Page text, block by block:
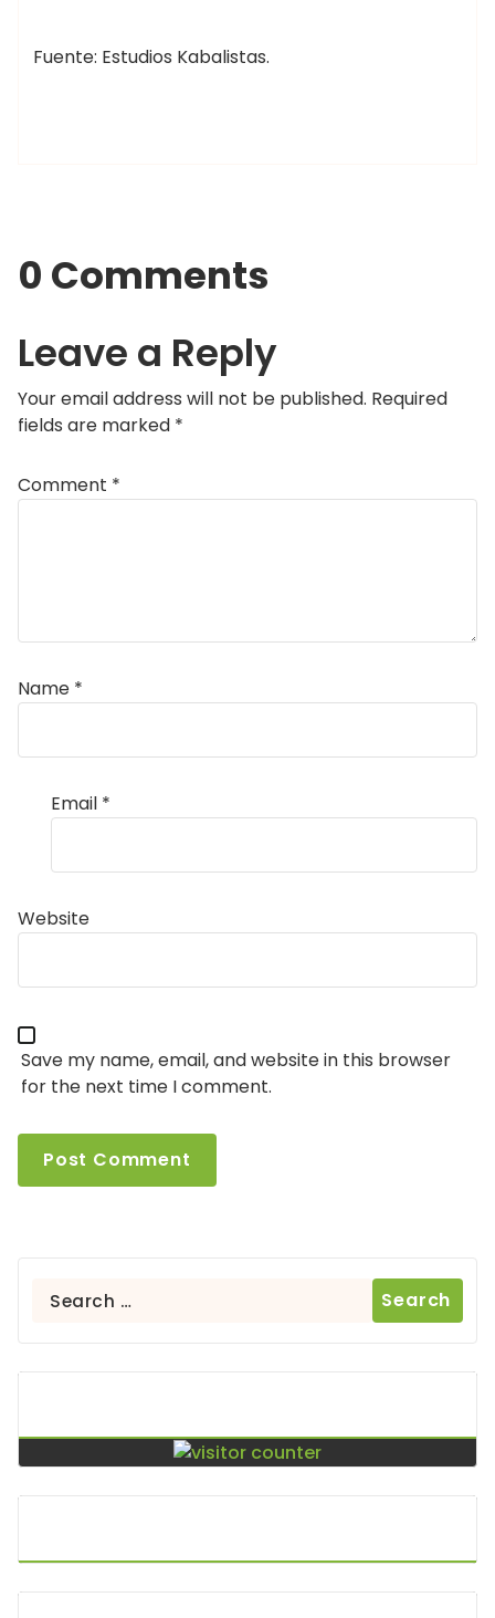
Fuente: Estudios Kabalistas.
0 Comments
Leave a Reply
Your email address will not be published. Required
fields are marked *
Comment *
Name *
Email *
Website
Save my name, email, and website in this browser
for the next time I comment.
Search